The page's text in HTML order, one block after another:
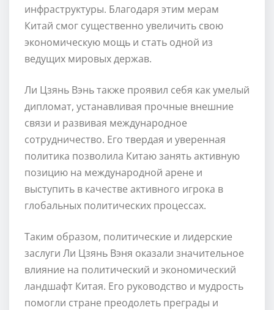
инфраструктуры. Благодаря этим мерам
Китай смог существенно увеличить свою
экономическую мощь и стать одной из
ведущих мировых держав.
Ли Цзянь Вэнь также проявил себя как умелый
дипломат, устанавливая прочные внешние
связи и развивая международное
сотрудничество. Его твердая и уверенная
политика позволила Китаю занять активную
позицию на международной арене и
выступить в качестве активного игрока в
глобальных политических процессах.
Таким образом, политические и лидерские
заслуги Ли Цзянь Вэня оказали значительное
влияние на политический и экономический
ландшафт Китая. Его руководство и мудрость
помогли стране преодолеть преграды и